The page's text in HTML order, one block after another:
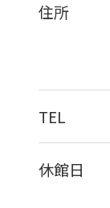
住所
TEL
休館日